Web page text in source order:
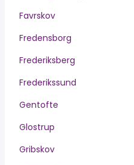
Favrskov
Fredensborg
Frederiksberg
Frederikssund
Gentofte
Glostrup
Gribskov